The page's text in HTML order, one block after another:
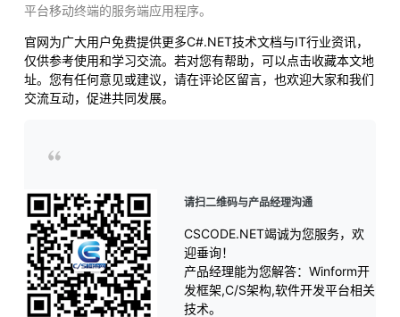
平台移动终端的服务端应用程序。
官网为广大用户免费提供更多C#.NET技术文档与IT行业资讯，
仅供参考使用和学习交流。若对您有帮助，可以点击收藏本文地
址。您有任何意见或建议，请在评论区留言，也欢迎大家和我们
交流互动，促进共同发展。
请扫二维码与产品经理沟通
CSCODE.NET竭诚为您服务，欢
迎垂询！
产品经理能为您解答：Winform开
发框架,C/S架构,软件开发平台相关
技术。